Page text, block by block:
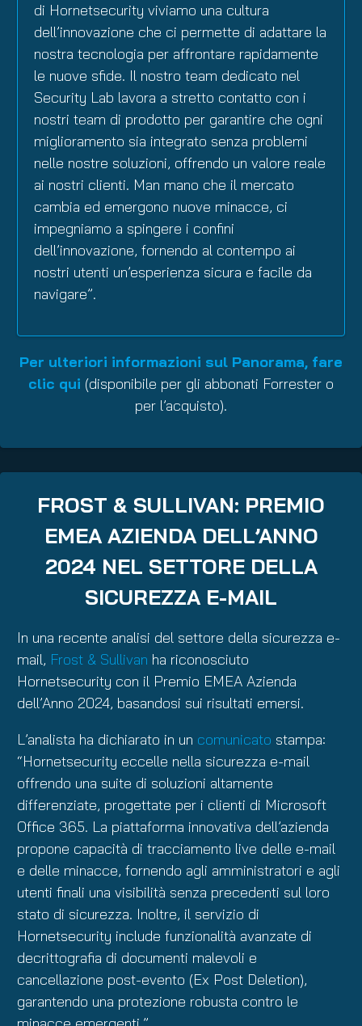
di Hornetsecurity viviamo una cultura
dell’innovazione che ci permette di adattare la
nostra tecnologia per affrontare rapidamente
le nuove sfide. Il nostro team dedicato nel
Security Lab lavora a stretto contatto con i
nostri team di prodotto per garantire che ogni
miglioramento sia integrato senza problemi
nelle nostre soluzioni, offrendo un valore reale
ai nostri clienti. Man mano che il mercato
cambia ed emergono nuove minacce, ci
impegniamo a spingere i confini
dell’innovazione, fornendo al contempo ai
nostri utenti un’esperienza sicura e facile da
navigare”.
Per ulteriori informazioni sul Panorama, fare
clic qui (disponibile per gli abbonati Forrester o
per l’acquisto).
FROST & SULLIVAN: PREMIO
EMEA AZIENDA DELL’ANNO
2024 NEL SETTORE DELLA
SICUREZZA E-MAIL
In una recente analisi del settore della sicurezza e-
mail, Frost & Sullivan ha riconosciuto
Hornetsecurity con il Premio EMEA Azienda
dell’Anno 2024, basandosi sui risultati emersi.
L’analista ha dichiarato in un comunicato stampa:
“Hornetsecurity eccelle nella sicurezza e-mail
offrendo una suite di soluzioni altamente
differenziate, progettate per i clienti di Microsoft
Office 365. La piattaforma innovativa dell’azienda
propone capacità di tracciamento live delle e-mail
e delle minacce, fornendo agli amministratori e agli
utenti finali una visibilità senza precedenti sul loro
stato di sicurezza. Inoltre, il servizio di
Hornetsecurity include funzionalità avanzate di
decrittografia di documenti malevoli e
cancellazione post-evento (Ex Post Deletion),
garantendo una protezione robusta contro le